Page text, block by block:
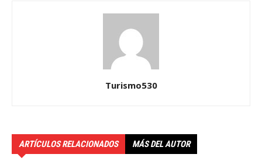
Turismo530
ARTÍCULOS RELACIONADOS MÁS DEL AUTOR